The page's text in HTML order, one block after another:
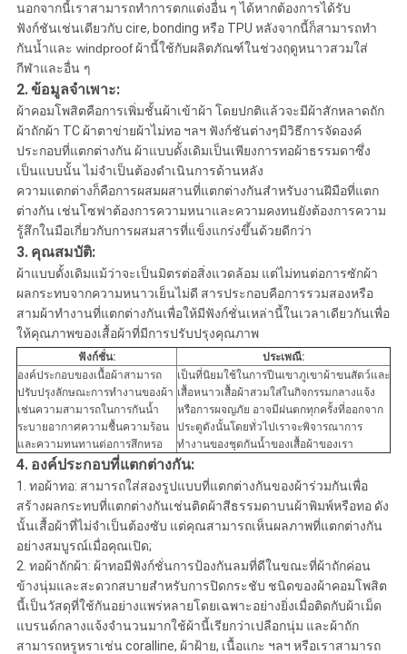
นอกจากนี้เราสามารถทำการตกแต่งอื่น ๆ ได้หากต้องการได้รับ
ฟังก์ชันเช่นเดียวกับ cire, bonding หรือ TPU หลังจากนี้ก็สามารถทำ
กันน้ำและ windproof ผ้านี้ใช้กับผลิตภัณฑ์ในช่วงฤดูหนาวสวมใส่
กีฬาและอื่น ๆ
2.ข้อมูลจำเพาะ:
ผ้าคอมโพสิตคือการเพิ่มชั้นผ้าเข้าผ้า โดยปกติแล้วจะมีผ้าสักหลาดถัก
ผ้าถักผ้า TC ผ้าตาข่ายผ้าไม่ทอ ฯลฯ ฟังก์ชันต่างๆมีวิธีการจัดองค์
ประกอบที่แตกต่างกัน ผ้าแบบดั้งเดิมเป็นเพียงการทอผ้าธรรมดาซึ่ง
เป็นแบบนั้น ไม่จำเป็นต้องดำเนินการด้านหลัง
ความแตกต่างก็คือการผสมผสานที่แตกต่างกันสำหรับงานฝีมือที่แตก
ต่างกัน เช่นโซฟาต้องการความหนาและความคงทนยังต้องการความ
รู้สึกในมือเกี่ยวกับการผสมสารที่แข็งแกร่งขึ้นด้วยดีกว่า
3. คุณสมบัติ:
ผ้าแบบดั้งเดิมแม้ว่าจะเป็นมิตรต่อสิ่งแวดล้อม แต่ไม่ทนต่อการซักผ้า
ผลกระทบจากความหนาวเย็นไม่ดี สารประกอบคือการรวมสองหรือ
สามผ้าทำงานที่แตกต่างกันเพื่อให้มีฟังก์ชั่นเหล่านี้ในเวลาเดียวกันเพื่อ
ให้คุณภาพของเสื้อผ้าที่มีการปรับปรุงคุณภาพ
ฟังก์ชั่น:
ประเพณี:
องค์ประกอบของเนื้อผ้าสามารถ
ปรับปรุงลักษณะการทำงานของผ้า
เช่นความสามารถในการกันน้ำ
ระบายอากาศความชื้นความร้อน
และความทนทานต่อการสึกหรอ
เป็นที่นิยมใช้ในการปีนเขาภูเขาผ้าขนสัตว์และ
เสื้อหนาวเสื้อผ้าสวมใส่ในกิจกรรมกลางแจ้ง
หรือการผจญภัย อาจมีฝนตกทุกครั้งที่ออกจาก
ประตูดังนั้นโดยทั่วไปเราจะพิจารณาการ
ทำงานของชุดกันน้ำของเสื้อผ้าของเรา
4. องค์ประกอบที่แตกต่างกัน:
1. ทอผ้าทอ: สามารถใส่สองรูปแบบที่แตกต่างกันของผ้าร่วมกันเพื่อ
สร้างผลกระทบที่แตกต่างกันเช่นติดผ้าสีธรรมดาบนผ้าพิมพ์หรือทอ ดัง
นั้นเสื้อผ้าที่ไม่จำเป็นต้องซับ แต่คุณสามารถเห็นผลภาพที่แตกต่างกัน
อย่างสมบูรณ์เมื่อคุณเปิด;
2. ทอผ้าถักผ้า: ผ้าทอมีฟังก์ชั่นการป้องกันลมที่ดีในขณะที่ผ้าถักค่อน
ข้างนุ่มและสะดวกสบายสำหรับการปิดกระชับ ชนิดของผ้าคอมโพสิต
นี้เป็นวัสดุที่ใช้กันอย่างแพร่หลายโดยเฉพาะอย่างยิ่งเมื่อติดกับผ้าเม็ด
แบรนด์กลางแจ้งจำนวนมากใช้ผ้านี้เรียกว่าเปลือกนุ่ม และผ้าถัก
สามารถหรูหราเช่น coralline, ผ้าฝ้าย, เนื้อแกะ ฯลฯ หรือเราสามารถ